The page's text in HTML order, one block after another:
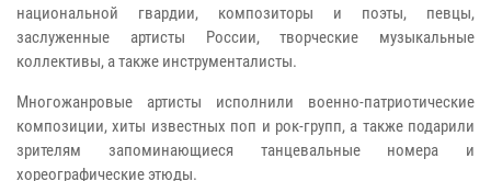
национальной гвардии, композиторы и поэты, певцы,
заслуженные артисты России, творческие музыкальные
коллективы, а также инструменталисты.
Многожанровые артисты исполнили военно-патриотические
композиции, хиты известных поп и рок-групп, а также подарили
зрителям запоминающиеся танцевальные номера и
хореографические этюды.